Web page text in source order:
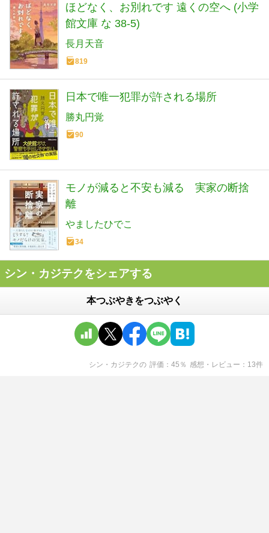
ほどなく、お別れです 遠くの空へ (小学
館文庫 な 38-5)
長月天音
819
日本で唯一犯罪が許される場所
勝丸円覚
90
モノが減ると不安も減る 実家の断捨
離
やましたひでこ
34
シン・カジテクをシェアする
本つぶやきをつぶやく
シン・カジテクの 評価 45 ％ 感想・レビュー 13件